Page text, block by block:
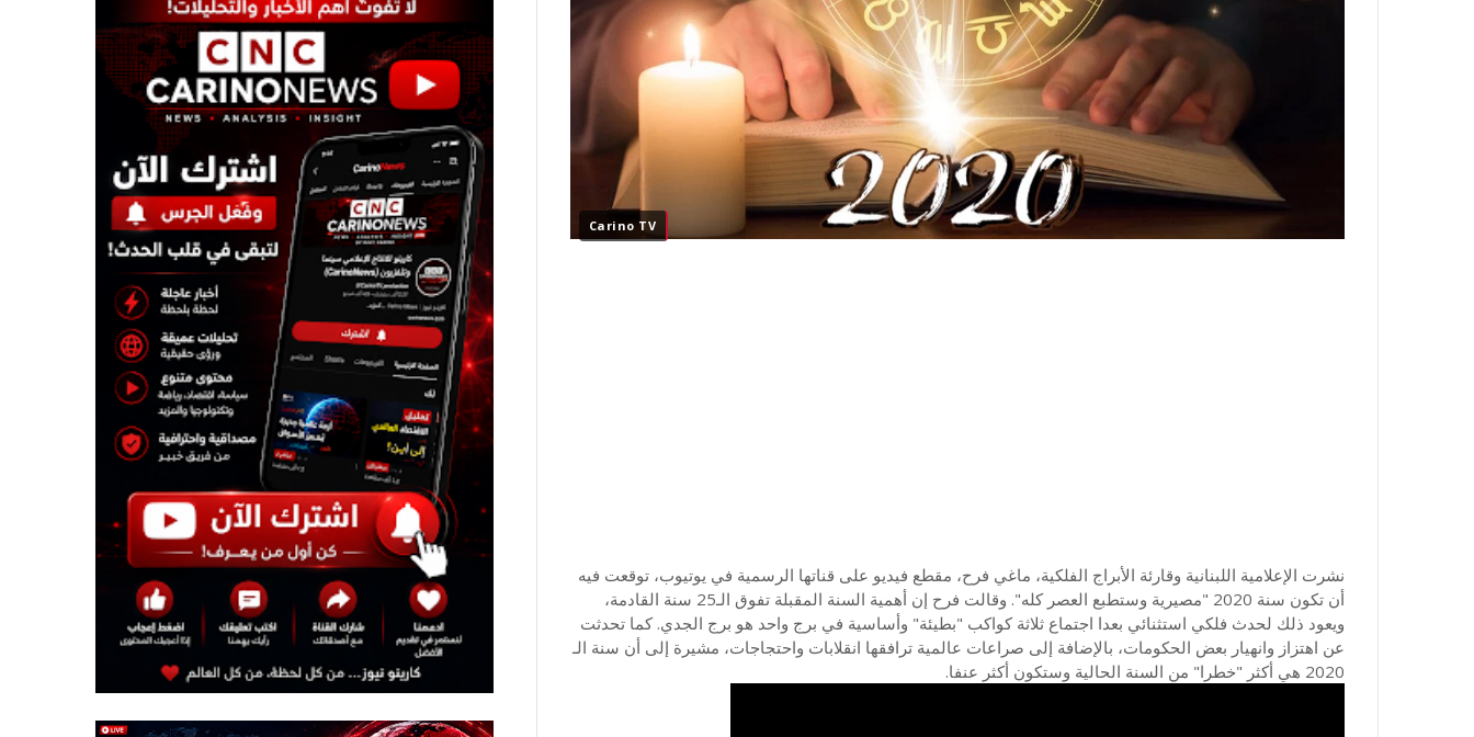
Carino TV
نشرت الإعلامية اللبنانية وقارئة الأبراج الفلكية، ماغي فرح، مقطع فيديو على قناتها الرسمية في يوتيوب، توقعت فيه
أن تكون سنة 2020 "مصيرية وستطبع العصر كله". وقالت فرح إن أهمية السنة المقبلة تفوق الـ25 سنة القادمة،
ويعود ذلك لحدث فلكي استثنائي بعدا اجتماع ثلاثة كواكب "بطيئة" وأساسية في برج واحد هو برج الجدي. كما تحدثت
عن اهتزاز وانهيار بعض الحكومات، بالإضافة إلى صراعات عالمية ترافقها انقلابات واحتجاجات، مشيرة إلى أن سنة الـ
2020 هي أكثر "خطرا" من السنة الحالية وستكون أكثر عنفا.